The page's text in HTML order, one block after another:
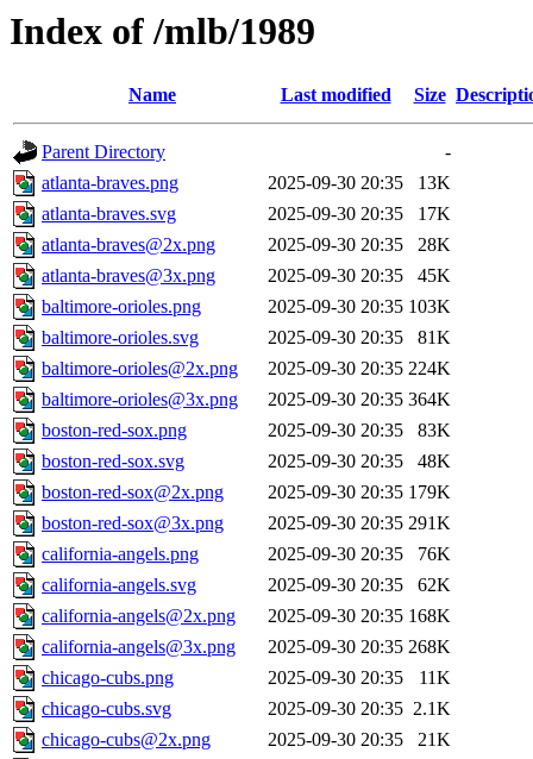
Index of /mlb/1989
Name Last modified Size
Parent Directory
-
atlanta-braves.png
2025-09-30 20:35
13K
atlanta-braves.svg
2025-09-30 20:35
17K
atlanta-braves@2x.png
2025-09-30 20:35
28K
atlanta-braves@3x.png
2025-09-30 20:35
45K
baltimore-orioles.png
2025-09-30 20:35 103K
baltimore-orioles.svg
2025-09-30 20:35
81K
baltimore-orioles@2x.png
2025-09-30 20:35 224K
baltimore-orioles@3x.png
2025-09-30 20:35 364K
boston-red-sox.png
2025-09-30 20:35
83K
boston-red-sox.svg
2025-09-30 20:35
48K
boston-red-sox@2x.png
2025-09-30 20:35 179K
boston-red-sox@3x.png
2025-09-30 20:35 291K
california-angels.png
2025-09-30 20:35
76K
california-angels.svg
2025-09-30 20:35
62K
california-angels@2x.png
2025-09-30 20:35 168K
california-angels@3x.png
2025-09-30 20:35 268K
chicago-cubs.png
2025-09-30 20:35
11K
chicago-cubs.svg
2025-09-30 20:35 2.1K
chicago-cubs@2x.png
2025-09-30 20:35
21K